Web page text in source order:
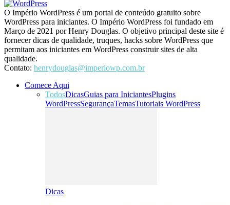
O Império WordPress é um portal de conteúdo gratuito sobre
WordPress para iniciantes. O Império WordPress foi fundado em
Março de 2021 por Henry Douglas. O objetivo principal deste site é
fornecer dicas de qualidade, truques, hacks sobre WordPress que
permitam aos iniciantes em WordPress construir sites de alta
qualidade.
Contato: henrydouglas@imperiowp.com.br
Comece Aqui
TodosDicasGuias para IniciantesPlugins
WordPressSegurançaTemasTutoriais WordPress
Dicas